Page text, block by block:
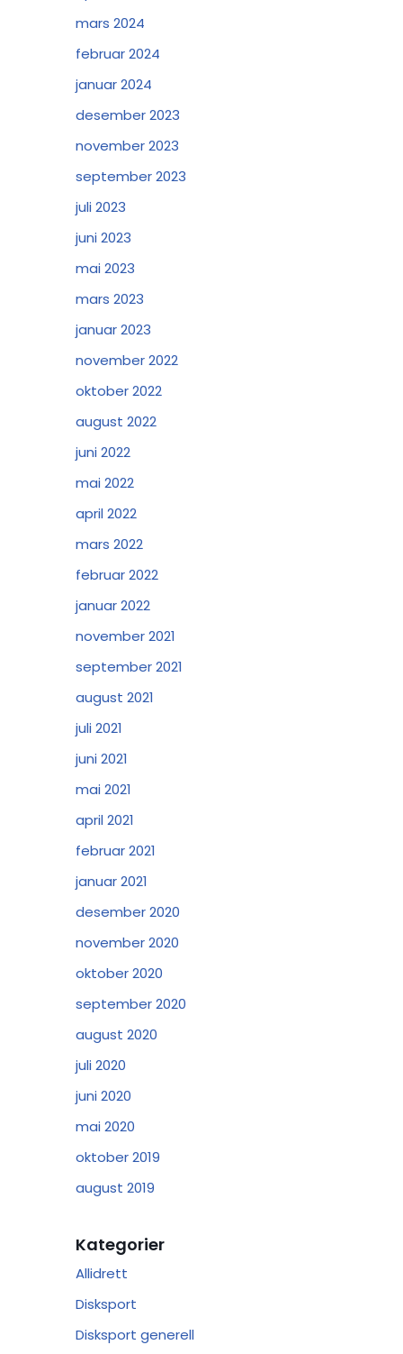
mars 2024
februar 2024
januar 2024
desember 2023
november 2023
september 2023
juli 2023
juni 2023
mai 2023
mars 2023
januar 2023
november 2022
oktober 2022
august 2022
juni 2022
mai 2022
april 2022
mars 2022
februar 2022
januar 2022
november 2021
september 2021
august 2021
juli 2021
juni 2021
mai 2021
april 2021
februar 2021
januar 2021
desember 2020
november 2020
oktober 2020
september 2020
august 2020
juli 2020
juni 2020
mai 2020
oktober 2019
august 2019
Kategorier
Allidrett
Disksport
Disksport generell